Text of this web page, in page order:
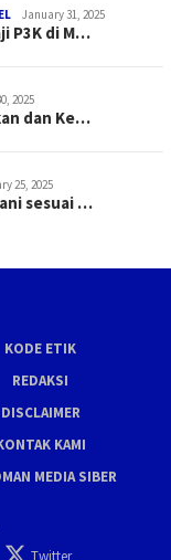
January 31, 2025
P3K di M…
2025
dan Ke…
25, 2025
sesuai …
KODE ETIK
REDAKSI
DISCLAIMER
KAMI
MEDIA SIBER
Twitter